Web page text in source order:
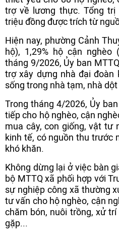
trợ về lương thực. Tổng trị
triệu đồng được trích từ
Hiện nay, phường Cảnh
hộ), 1,29% hộ cận
tháng 9/2026, Ủy ban
trợ xây dựng nhà đại đoàn
sống trong nhà tạm, nhà dột
Trong tháng 4/2026, Ủy
tiếp cho hộ nghèo, cận
mua cây, con giống, vật tư
kinh tế, có nguồn thu trước
khó khăn.
Không dừng lại ở việc bàn
bộ MTTQ xã phối hợp với
sự nghiệp công xã thường
tư vấn cho hộ nghèo, cận
chăm bón, nuôi trồng, xử
gặp...